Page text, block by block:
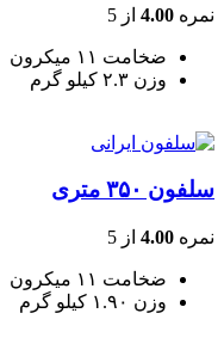
نمره 4.00 از 5
ضخامت ۱۱ میکرون
وزن ۲.۳ کیلو گرم
سلفون ۳۵۰ متری
نمره 4.00 از 5
ضخامت ۱۱ میکرون
وزن ۱.۹۰ کیلو گرم